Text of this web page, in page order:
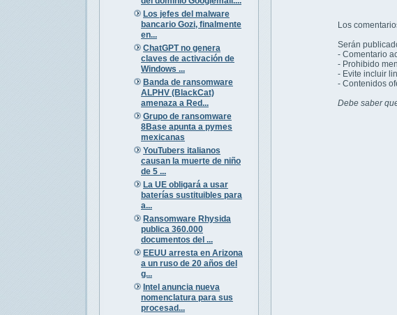
Los jefes del malware
bancario Gozi, finalmente
en...
ChatGPT no genera
claves de activación de
Windows ...
Banda de ransomware
ALPHV (BlackCat)
amenaza a Red...
Grupo de ransomware
8Base apunta a pymes
mexicanas
YouTubers italianos
causan la muerte de niño
de 5 ...
La UE obligará a usar
baterías sustituibles para
a...
Ransomware Rhysida
publica 360.000
documentos del ...
EEUU arresta en Arizona
a un ruso de 20 años del
g...
Intel anuncia nueva
nomenclatura para sus
procesad...
Los
Serán
- Comentario
- Prohibido
- Evite incluir
- Contenidos
Debe saber